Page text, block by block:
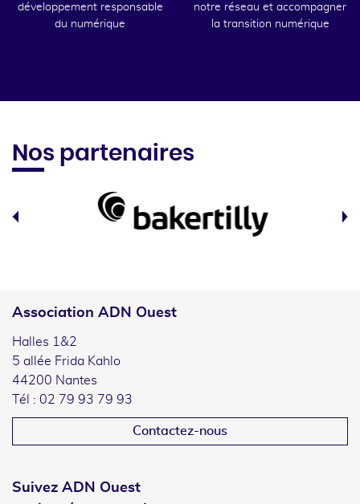
développement responsable
du numérique
notre réseau et accompagner
la transition numérique
Nos partenaires
Association ADN Ouest
Halles 1&2
5 allée Frida Kahlo
44200 Nantes
Tél : 02 79 93 79 93
Contactez-nous
Suivez ADN Ouest